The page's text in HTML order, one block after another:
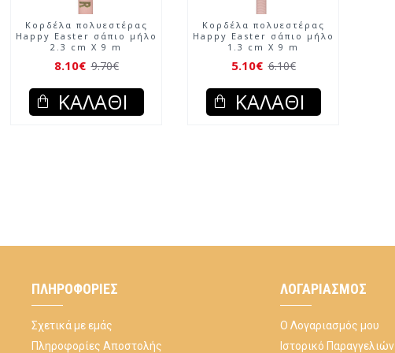
Κορδέλα πολυεστέρας
Happy Easter σάπιο μήλο
2.3 cm X 9 m
8.10€ 9.70€
ΚΑΛΆΘΙ
Κορδέλα πολυεστέρας
Happy Easter σάπιο μήλο
1.3 cm X 9 m
5.10€ 6.10€
ΚΑΛΆΘΙ
ΠΛΗΡΟΦΟΡΊΕΣ
Σχετικά με εμάς
Πληροφορίες Αποστολής
ΛΟΓΑΡΙΑΣΜΌΣ
Ο Λογαριασμός μου
Ιστορικό Παραγγελιών